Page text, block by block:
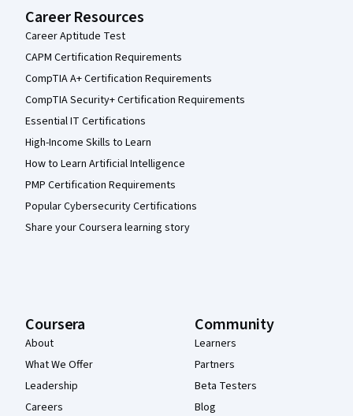
Career Resources
Career Aptitude Test
CAPM Certification Requirements
CompTIA A+ Certification Requirements
CompTIA Security+ Certification Requirements
Essential IT Certifications
High-Income Skills to Learn
How to Learn Artificial Intelligence
PMP Certification Requirements
Popular Cybersecurity Certifications
Share your Coursera learning story
Coursera
About
What We Offer
Leadership
Careers
Community
Learners
Partners
Beta Testers
Blog